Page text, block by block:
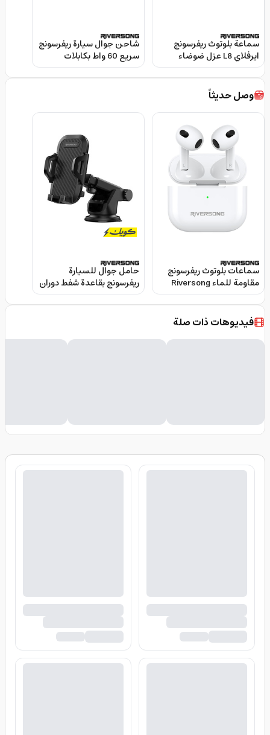
سماعة بلوتوث ريفرسونج
ايرفلاي L8 عزل ضوضاء
Riversong AirFly L8
Earbuds
شاحن جوال سيارة ريفرسونج
سريع 60 واط بكابلات
مدمجة Riversong Car
Charger Built In C And Ltg
وصل حديثاً
سماعات بلوتوث ريفرسونج
مقاومة للماء Riversong
AirflyL3 TWS
حامل جوال للسيارة
ريفرسونج بقاعدة شفط دوران
360 درجة Riversong
Flexiclip Mobile Holder
فيديوهات ذات صلة